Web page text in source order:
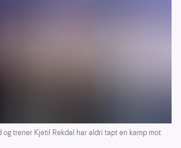
og trener Kjetil Rekdal har aldri tapt en kamp mot